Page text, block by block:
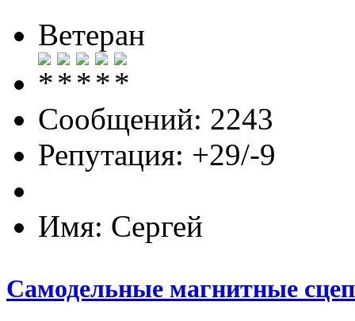
Ветеран
Сообщений: 2243
Репутация: +29/-9
Имя: Сергей
Самодельные магнитные